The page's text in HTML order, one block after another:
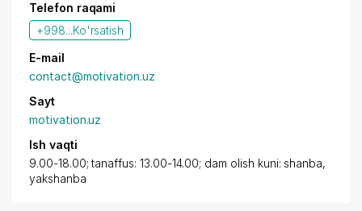
Telefon raqami
+998...Ko'rsatish
E-mail
contact@motivation.uz
Sayt
motivation.uz
Ish vaqti
9.00-18.00; tanaffus: 13.00-14.00; dam olish kuni: shanba,
yakshanba